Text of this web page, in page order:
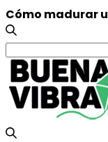
Cómo madurar
Search
for: